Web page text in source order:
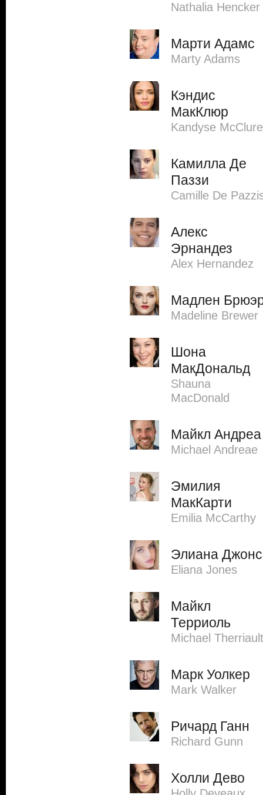
Nathalia Hencker
Марти Адамс
Marty Adams
Кэндис
МакКлюр
Kandyse McClure
Камилла Де
Паззи
Camille De
Алекс
Эрнандез
Alex Hernandez
Мадлен
Madeline Brewer
Шона
МакДональд
Shauna
MacDonald
Майкл Андреа
Michael Andreae
Эмилия
МакКарти
Emilia McCarthy
Элиана Джонс
Eliana Jones
Майкл
Терриоль
Michael Therriault
Марк Уолкер
Mark Walker
Ричард Ганн
Richard Gunn
Холли Дево